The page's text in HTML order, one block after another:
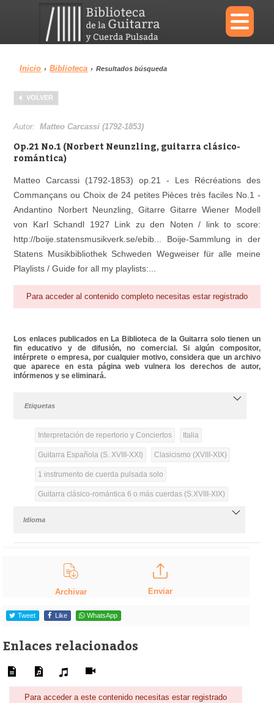
×
Menu
Biblioteca
Área personal
Inicio › Biblioteca › Resultados búsqueda
VOLVER
Autor:Matteo Carcassi (1792-1853)
Op.21 No.1 (Norbert Neunzling, guitarra clásico-
romántica)
Matteo Carcassi (1792-1853) op.21 - Les Récréations des
Commançans ou Choix de 24 petites Pièces très faciles No.1 -
Andantino Norbert Neunzling, Gitarre Gitarre Wiener Modell
von Karl Schandl 1927 Link zu den Noten / link to score:
http://boije.statensmusikverk.se/ebib... Boije-Sammlung in der
Statens Musikbibliothek Schweden Wegweiser für alle meine
Playlists / Guide for all my playlists:...
Para acceder al contenido completo necesitas estar registrado
Los enlaces publicados en La Biblioteca de la Guitarra solo tienen un
fin educativo y de difusión, no comercial. Si algún compositor,
intérprete o empresa, por cualquier motivo, considera que un archivo
que aparece en esta página web vulnera los derechos de autor,
infórmenos y se eliminará.
Etiquetas
Interpretación de repertorio y Conciertos Italia
Guitarra Española (S. XVIII-XXI) Clasicismo (XVIII-XIX)
1 instrumento de cuerda pulsada solo
Guitarra clásico-romántica 6 o más cuerdas (S.XVIII-XIX)
Idioma
Archivar Enviar
Tweet Like WhatsApp
Enlaces relacionados
Para acceder a este contenido necesitas estar registrado